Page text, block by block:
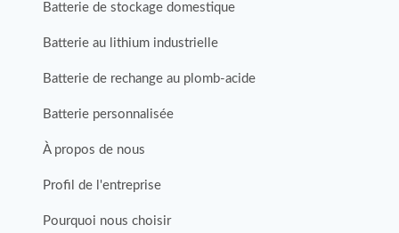
Batterie de stockage domestique
Batterie au lithium industrielle
Batterie de rechange au plomb-acide
Batterie personnalisée
À propos de nous
Profil de l'entreprise
Pourquoi nous choisir